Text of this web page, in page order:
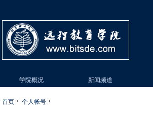
学院概况
新闻频道
首页 个人帐号